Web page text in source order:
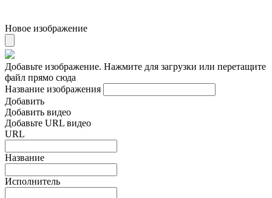
Новое изображение
Добавьте изображение. Нажмите для загрузки или перетащите
файл прямо сюда
Название изображения
Добавить
Добавить видео
Добавьте URL видео
URL
Название
Исполнитель